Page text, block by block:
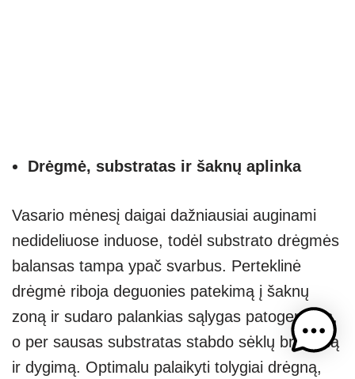
Drėgmė, substratas ir šaknų aplinka
Vasario mėnesį daigai dažniausiai auginami
nedideliuose induose, todėl substrato drėgmės
balansas tampa ypač svarbus. Perteklinė
drėgmė riboja deguonies patekimą į šaknų
zoną ir sudaro palankias sąlygas patogenams,
o per sausas substratas stabdo sėklų brinkimą
ir dygimą. Optimalu palaikyti tolygiai drėgną,